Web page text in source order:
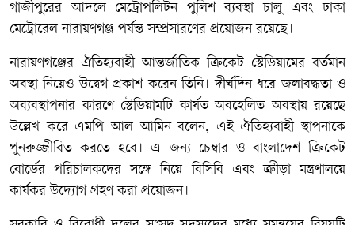
গাজীপুরের আদলে মেট্রোপলিটন পুলিশ ব্যবস্থা চালু এবং ঢাকা
মেট্রোরেল নারায়ণগঞ্জ পর্যন্ত সম্প্রসারণের প্রয়োজন রয়েছে।
নারায়ণগঞ্জের ঐতিহ্যবাহী আন্তর্জাতিক ক্রিকেট স্টেডিয়ামের বর্তমান
অবস্থা নিয়েও উদ্বেগ প্রকাশ করেন তিনি। দীর্ঘদিন ধরে জলাবদ্ধতা ও
অব্যবস্থাপনার কারণে স্টেডিয়ামটি কার্যত অবহেলিত অবস্থায় রয়েছে
উল্লেখ করে এমপি আল আমিন বলেন, এই ঐতিহ্যবাহী স্থাপনাকে
পুনরুজ্জীবিত করতে হবে। এ জন্য চেম্বার ও বাংলাদেশ ক্রিকেট
বোর্ডের পরিচালকদের সঙ্গে নিয়ে বিসিবি এবং ক্রীড়া মন্ত্রণালয়ে
কার্যকর উদ্যোগ গ্রহণ করা প্রয়োজন।